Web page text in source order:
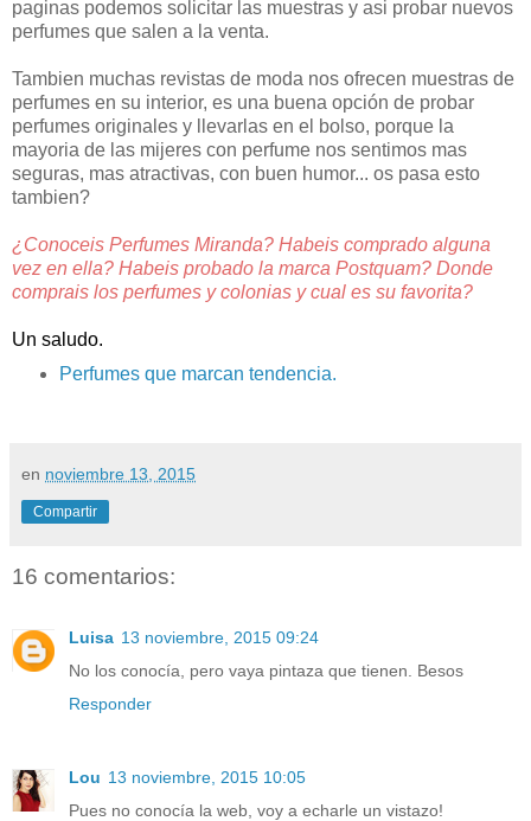
paginas podemos solicitar las muestras y asi probar nuevos
perfumes que salen a la venta.
Tambien muchas revistas de moda nos ofrecen muestras de
perfumes en su interior, es una buena opción de probar
perfumes originales y llevarlas en el bolso, porque la
mayoria de las mijeres con perfume nos sentimos mas
seguras, mas atractivas, con buen humor... os pasa esto
tambien?
¿Conoceis Perfumes Miranda? Habeis comprado alguna
vez en ella? Habeis probado la marca Postquam? Donde
comprais los perfumes y colonias y cual es su favorita?
Un saludo.
Perfumes que marcan tendencia.
en noviembre 13, 2015
Compartir
16 comentarios:
Luisa 13 noviembre, 2015 09:24
No los conocía, pero vaya pintaza que tienen. Besos
Responder
Lou 13 noviembre, 2015 10:05
Pues no conocía la web, voy a echarle un vistazo!